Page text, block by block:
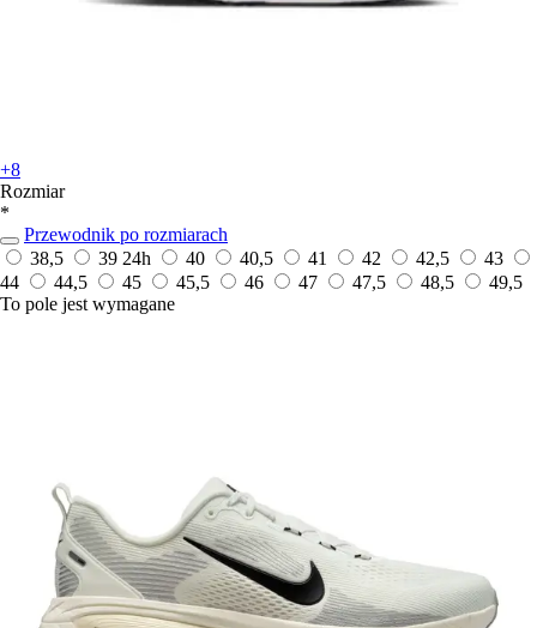
+8
Rozmiar
*
Przewodnik po rozmiarach
38,5
39 24h 40 40,5 41 42 42,5
43
44
44,5 45 45,5 46 47 47,5 48,5
49,5
To pole jest wymagane